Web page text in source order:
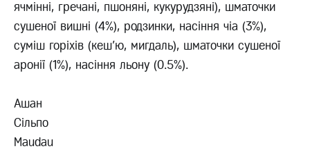
ячмінні, гречані, пшоняні, кукурудзяні), шматочки
сушеної вишні (4%), родзинки, насіння чіа (3%),
суміш горіхів (кеш'ю, мигдаль), шматочки сушеної
аронії (1%), насіння льону (0.5%).
Ашан
Сільпо
Maudau